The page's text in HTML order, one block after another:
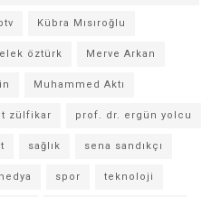
Kübra Mısıroğlu
öztürk Merve Arkan
Muhammed Aktı
zülfikar prof. dr. ergün yolcu
sağlık sena sandıkçı
spor teknoloji